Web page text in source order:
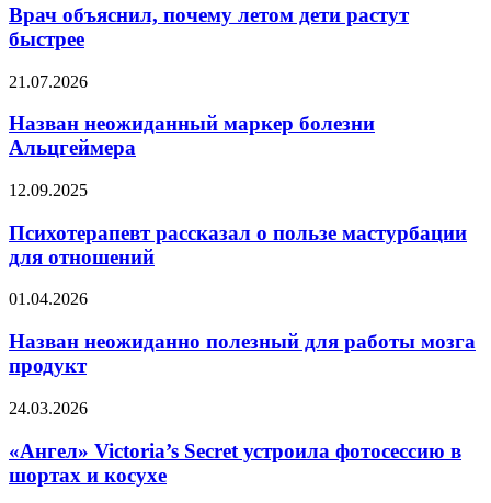
почему
летом
дети
быстрее
Врач объяснил, почему летом дети растут
быстрее
Назван
маркер
болезни
Альцгеймера
21.07.2026
Назван неожиданный маркер болезни
Альцгеймера
Психотерапевт
о
пользе
мастурбации
отношений
12.09.2025
Психотерапевт рассказал о пользе мастурбации
для отношений
Назван
полезный
для
работы
продукт
01.04.2026
Назван неожиданно полезный для работы мозга
продукт
«Ангел»
Secret
устроила
фотосессию
24.03.2026
«Ангел» Victoria’s Secret устроила фотосессию в
шортах и косухе